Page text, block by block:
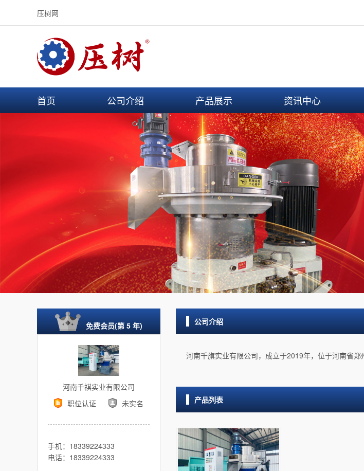
压树网
首页 公司介绍 产品展示 资讯中心
免费会员(第 5 年)
河南千祺实业有限公司
职位认证
未实名
手机：18339224333
电话：18339224333
公司介绍
河南千旗实业有限公司，成立于2019年，位于河南省
产品列表